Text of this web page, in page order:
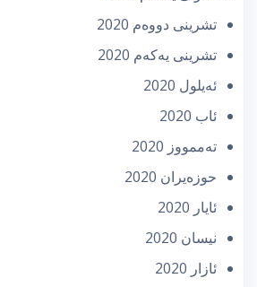
تشرینی دووه‌م 2020
تشرینی یه‌كه‌م 2020
ئه‌یلول 2020
ئاب 2020
تەممووز 2020
حوزه‌یران 2020
ئایار 2020
نیسان 2020
ئازار 2020